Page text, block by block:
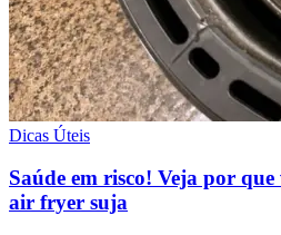
Dicas Úteis
Saúde em risco! Veja por
air fryer suja